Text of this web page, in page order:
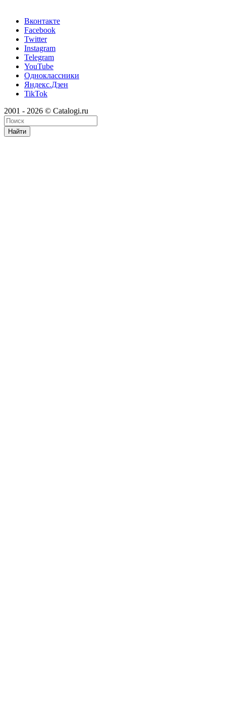
Вконтакте
Facebook
Twitter
Instagram
Telegram
YouTube
Одноклассники
Яндекс.Дзен
TikTok
2001 - 2026 © Catalogi.ru
Найти